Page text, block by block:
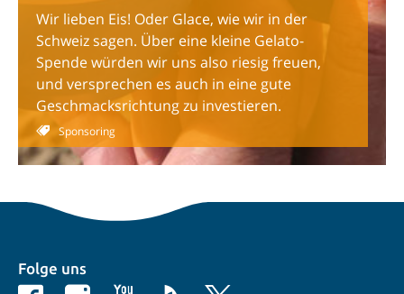
Wir lieben Eis! Oder Glace, wie wir in der
Schweiz sagen. Über eine kleine Gelato-
Spende würden wir uns also riesig freuen,
und versprechen es auch in eine gute
Geschmacksrichtung zu investieren.
Sponsoring
Folge uns